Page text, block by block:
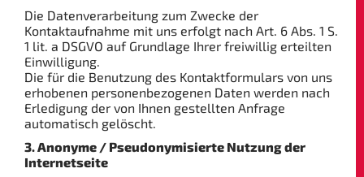
Die Datenverarbeitung zum Zwecke der
Kontaktaufnahme mit uns erfolgt nach Art. 6 Abs. 1 S.
1 lit. a DSGVO auf Grundlage Ihrer freiwillig erteilten
Einwilligung.
Die für die Benutzung des Kontaktformulars von uns
erhobenen personenbezogenen Daten werden nach
Erledigung der von Ihnen gestellten Anfrage
automatisch gelöscht.
3. Anonyme / Pseudonymisierte Nutzung der
Internetseite